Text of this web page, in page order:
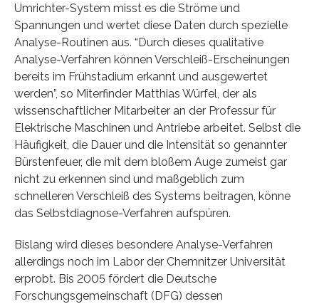
Umrichter-System misst es die Ströme und
Spannungen und wertet diese Daten durch spezielle
Analyse-Routinen aus. “Durch dieses qualitative
Analyse-Verfahren können Verschleiß-Erscheinungen
bereits im Frühstadium erkannt und ausgewertet
werden”, so Miterfinder Matthias Würfel, der als
wissenschaftlicher Mitarbeiter an der Professur für
Elektrische Maschinen und Antriebe arbeitet. Selbst die
Häufigkeit, die Dauer und die Intensität so genannter
Bürstenfeuer, die mit dem bloßem Auge zumeist gar
nicht zu erkennen sind und maßgeblich zum
schnelleren Verschleiß des Systems beitragen, könne
das Selbstdiagnose-Verfahren aufspüren.
Bislang wird dieses besondere Analyse-Verfahren
allerdings noch im Labor der Chemnitzer Universität
erprobt. Bis 2005 fördert die Deutsche
Forschungsgemeinschaft (DFG) dessen